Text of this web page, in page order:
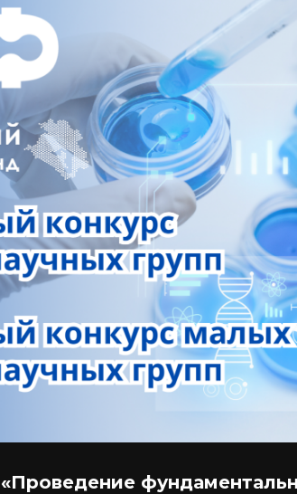
«Проведение